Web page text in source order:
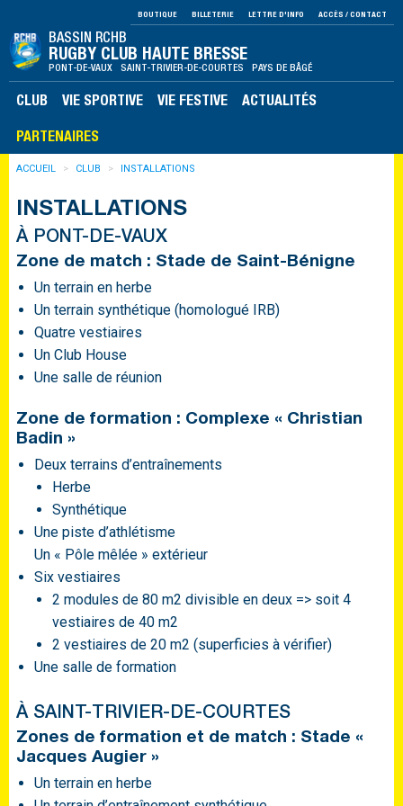
BOUTIQUE BILLETERIE LETTRE D'INFO ACCÈS / CONTACT
BASSIN RCHB
RUGBY CLUB HAUTE BRESSE
PONT-DE-VAUX SAINT-TRIVIER-DE-COURTES PAYS DE BÂGÉ
CLUB VIE SPORTIVE VIE FESTIVE ACTUALITÉS
PARTENAIRES
ACCUEIL CLUB INSTALLATIONS
INSTALLATIONS
À PONT-DE-VAUX
Zone de match : Stade de Saint-Bénigne
Un terrain en herbe
Un terrain synthétique (homologué IRB)
Quatre vestiaires
Un Club House
Une salle de réunion
Zone de formation : Complexe « Christian
Badin »
Deux terrains d’entraînements
Herbe
Synthétique
Une piste d’athlétisme
Un « Pôle mêlée » extérieur
Six vestiaires
2 modules de 80 m2 divisible en deux => soit 4
vestiaires de 40 m2
2 vestiaires de 20 m2 (superficies à vérifier)
Une salle de formation
À SAINT-TRIVIER-DE-COURTES
Zones de formation et de match : Stade «
Jacques Augier »
Un terrain en herbe